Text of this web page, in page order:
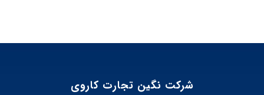
شرکت نگین تجارت کاروی